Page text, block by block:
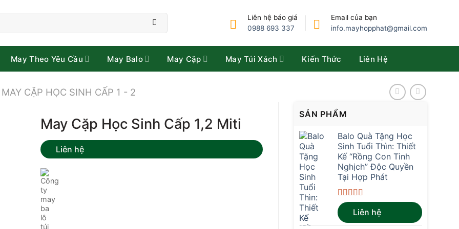
Liên hệ báo giá
0988 693 337
Email của bạn
info.mayhopphat@gmail.com
May Theo Yêu Cầu May Balo May Cặp May Túi Xách Kiến Thức Liên Hệ
CẶP HỌC SINH CẤP 1 - 2
SẢN PHẨM
Balo Quà Tặng Học
Sinh Tuổi Thìn: Thiết
Kế “Rồng Con Tinh
Nghịch” Độc Quyền
Tại Hợp Phát
Được xếp
hạng4.67 5
sao
Liên hệ
May Cặp Học Sinh Cấp 1,2 Miti
Liên hệ